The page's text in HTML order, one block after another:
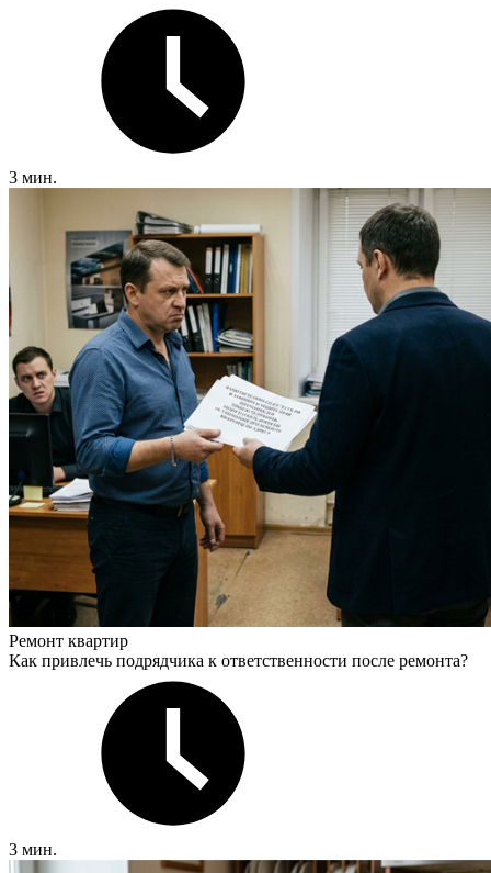
3 мин.
Ремонт квартир
Как привлечь подрядчика к ответственности после ремонта?
3 мин.